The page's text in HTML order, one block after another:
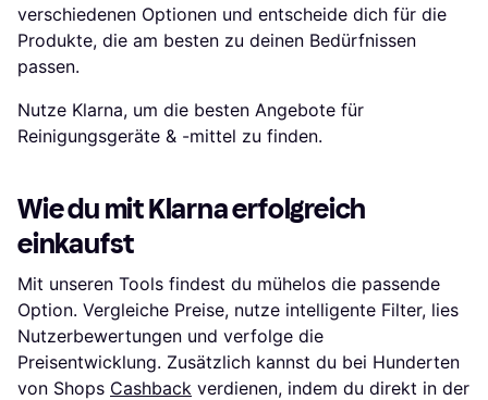
verschiedenen Optionen und entscheide dich für die
Produkte, die am besten zu deinen Bedürfnissen
passen.
Nutze Klarna, um die besten Angebote für
Reinigungsgeräte & -mittel zu finden.
Wie du mit Klarna erfolgreich
einkaufst
Mit unseren Tools findest du mühelos die passende
Option. Vergleiche Preise, nutze intelligente Filter, lies
Nutzerbewertungen und verfolge die
Preisentwicklung. Zusätzlich kannst du bei Hunderten
von Shops Cashback verdienen, indem du direkt in der